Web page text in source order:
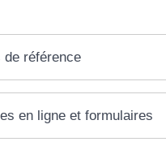
de référence
en ligne et formulaires